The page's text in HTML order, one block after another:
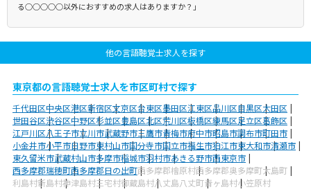
る○○○○○以外におすすめの求人はありますか？」
他の言語聴覚士求人を探す
東京都の言語聴覚士求人を市区町村で探す
千代田区中央区港区新宿区文京区台東区墨田区江東区品川区目黒区大田区
世田谷区渋谷区中野区杉並区豊島区北区荒川区板橋区練馬区足立区葛飾区
江戸川区八王子市立川市武蔵野市三鷹市青梅市府中市昭島市調布市町田市
小金井市小平市日野市東村山市国分寺市国立市福生市狛江市東大和市清瀬市
東久留米市武蔵村山市多摩市稲城市羽村市あきる野市西東京市
西多摩郡瑞穂町西多摩郡日の出町西多摩郡檜原村西多摩郡奥多摩町大島町
利島村新島村神津島村三宅村御蔵島村八丈島八丈町青ヶ島村小笠原村